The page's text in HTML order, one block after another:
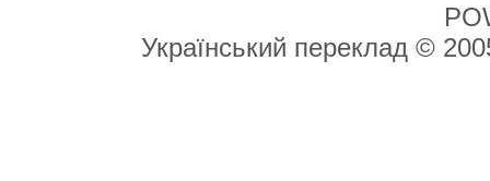
Український переклад ©